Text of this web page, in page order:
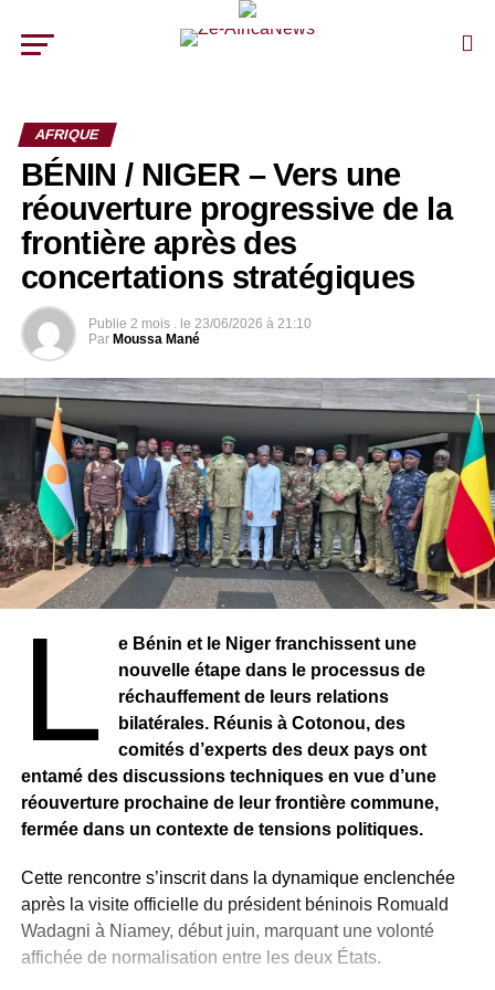
AFRIQUE
BÉNIN / NIGER – Vers une
réouverture progressive de la
frontière après des
concertations stratégiques
Publie 2 mois . le 23/06/2026 à 21:10
Par Moussa Mané
L
e Bénin et le Niger franchissent une
nouvelle étape dans le processus de
réchauffement de leurs relations
bilatérales. Réunis à Cotonou, des
comités d’experts des deux pays ont
entamé des discussions techniques en vue d’une
réouverture prochaine de leur frontière commune,
fermée dans un contexte de tensions politiques.
Cette rencontre s’inscrit dans la dynamique enclenchée
après la visite officielle du président béninois Romuald
Wadagni à Niamey, début juin, marquant une volonté
affichée de normalisation entre les deux États.